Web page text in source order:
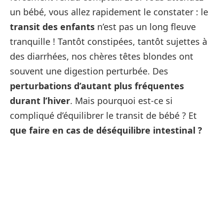
un bébé, vous allez rapidement le constater : le
transit des enfants n’est pas un long fleuve
tranquille ! Tantôt constipées, tantôt sujettes à
des diarrhées, nos chères têtes blondes ont
souvent une digestion perturbée. Des
perturbations d’autant plus fréquentes
durant l’hiver. Mais pourquoi est-ce si
compliqué d’équilibrer le transit de bébé ? Et
que faire en cas de déséquilibre intestinal ?